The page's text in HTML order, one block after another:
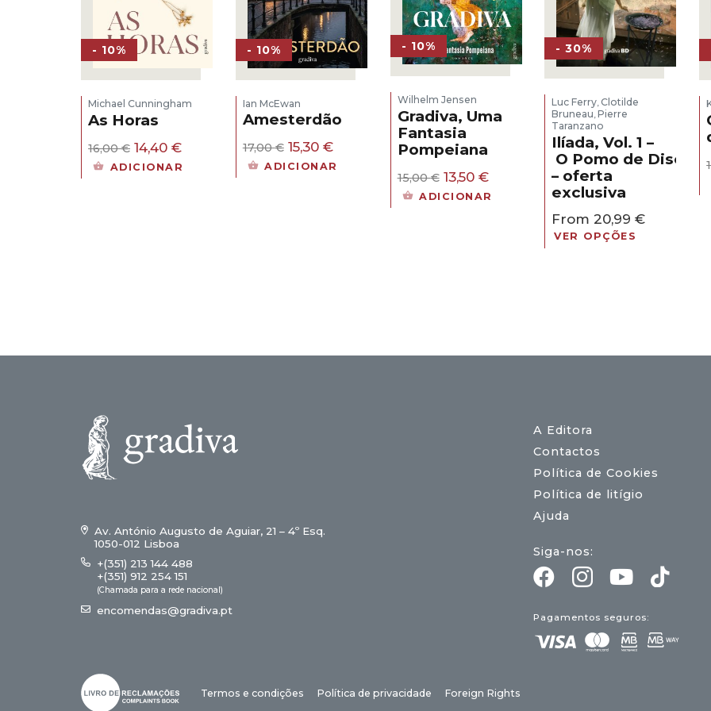
- 10%
Michael Cunningham
As Horas
16,00€ O
preço
14,40 €O
preço
ADICIONAR
- 10%
Ian McEwan
Amesterdão
17,00€ O
preço
15,30 €O
preço
ADICIONAR
- 10%
Wilhelm Jensen
Gradiva, Uma
Fantasia
Pompeiana
15,00€ O
preço
13,50 €O
preço
ADICIONAR
- 30%
Luc Ferry,Clotilde
Bruneau,Pierre
Taranzano
Ilíada, Vol. 1 –
O Pomo de
– oferta
exclusiva
From20,99€
VER OPÇÕES
Av. António Augusto de Aguiar, 21 – 4º Esq.
1050-012 Lisboa
+(351) 213 144 488
+(351) 912 254 151
(Chamada para a rede nacional)
encomendas@gradiva.pt
A Editora
Contactos
Política de Cookies
Política de litígio
Ajuda
Siga-nos:
Pagamentos seguros:
Termos e condições Política de privacidade Foreign Rights